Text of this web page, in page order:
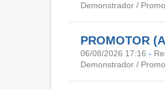
Demonstrador /
PROMOTOR
06/08/2026 17:16 -
Demonstrador /